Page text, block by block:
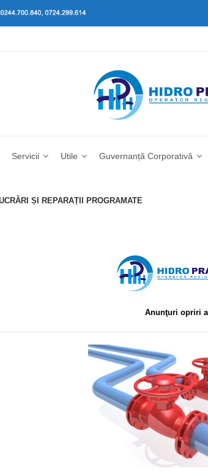
Servicii Utile Guvernanță Corporativă
ȘI REPARAȚII PROGRAMATE
Anunţuri opriri